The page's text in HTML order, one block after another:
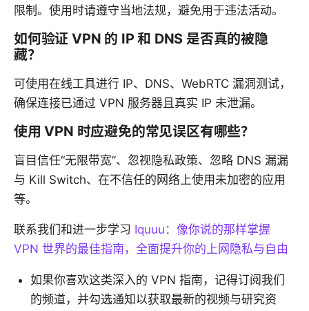
限制。使用时请遵守当地法规，避免用于违法活动。
如何验证 VPN 的 IP 和 DNS 是否真的被隐
藏？
可使用在线工具进行 IP、DNS、WebRTC 漏洞测试，
确保连接已通过 VPN 服务器且真实 IP 未泄漏。
使用 VPN 时应避免的常见误区有哪些？
盲目信任“无限带宽”、忽视隐私政策、忽略 DNS 漏漏
与 Kill Switch、在不信任的网络上使用未加密的应用
等。
联系我们和进一步学习 Iquuu：像你说的那样掌握
VPN 世界的最佳指南，全面提升你的上网隐私与自由
如果你喜欢这类深入的 VPN 指南，记得订阅我们
的频道，并勾选通知以获取最新的视频与研究资